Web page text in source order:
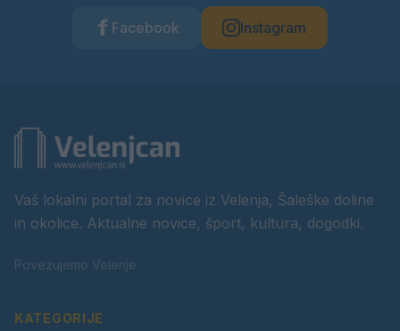
Facebook Instagram
Vaš lokalni portal za novice iz Velenja, Šaleške doline
in okolice. Aktualne novice, šport, kultura, dogodki.
Povezujemo Velenje.
KATEGORIJE